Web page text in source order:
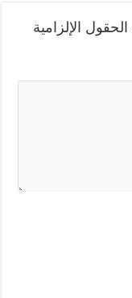
الحقول الإلزامية